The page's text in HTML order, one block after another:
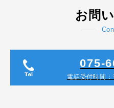
お問
075-
電話受付時間